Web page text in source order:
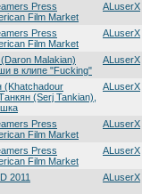
Press
Film Market
ALuserX
Press
Film Market
ALuserX
Malakian)
в клипе "Fucking"
ALuserX
(Khatchadour
(Serj Tankian),
ALuserX
Press
Film Market
ALuserX
Press
Film Market
ALuserX
2011 ALuserX